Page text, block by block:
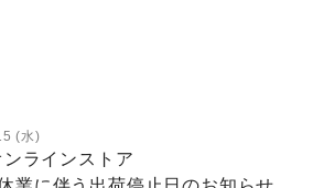
(水)
ンラインストア